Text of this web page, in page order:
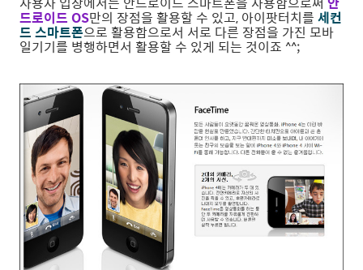
드로이드 OS만의 장점을 활용할 수 있고, 아이팟터치를 세컨
드 스마트폰으로 활용함으로서 서로 다른 장점을 가진 모바
일기기를 병행하면서 활용할 수 있게 되는 것이죠 ^^;